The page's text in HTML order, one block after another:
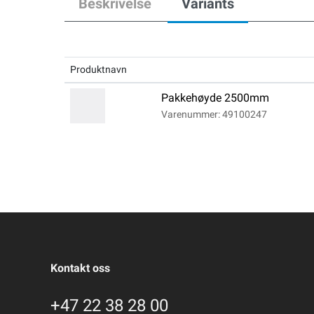
Beskrivelse Variants
Produktnavn
Pakkehøyde 2500mm
Varenummer: 49100247
Kontakt oss
+47 22 38 28 00